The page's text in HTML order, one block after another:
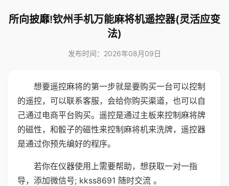
所向披靡!钦州手机万能麻将机遥控器(灵活应变
法)
发布时间：2026年08月09日
想要遥控麻将的第一步就是要购买一台可以控制
的遥控，可以联系客服，会给你购买渠道，也可以自
己通过电商平台购买。遥控是通过主板来控制麻将牌
的磁性，和骰子的磁性来控制麻将机来洗牌，遥控器
是通过你预先编好的程序。
若你在仪器使用上需要帮助，想获取一对一指
导，添加微信号; kkss8691 随时交流 。